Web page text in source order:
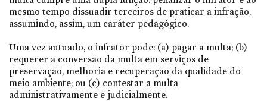
mesmo tempo dissuadir terceiros de praticar a infração,
assumindo, assim, um caráter pedagógico.
Uma vez autuado, o infrator pode: (a) pagar a multa; (b)
requerer a conversão da multa em serviços de
preservação, melhoria e recuperação da qualidade do
meio ambiente; ou (c) contestar a multa
administrativamente e judicialmente.